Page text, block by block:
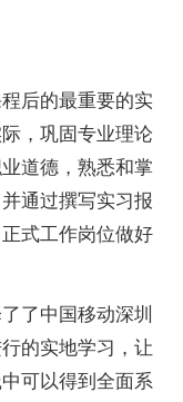
后的最重要的实
，巩固专业理论
道德，熟悉和掌
通过撰写实习报
式工作岗位做好
了中国移动深圳
的实地学习，让
可以得到全面系